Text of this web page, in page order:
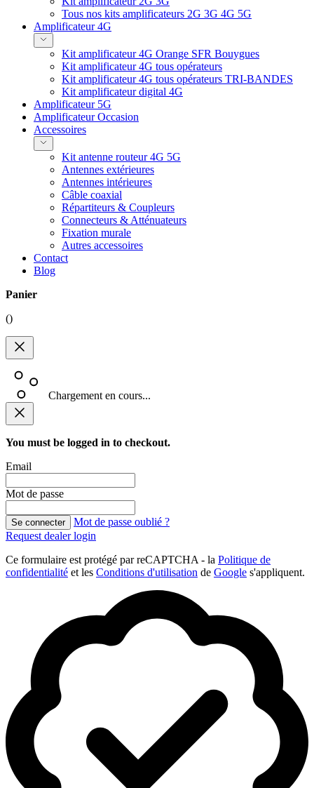
Tous nos kits amplificateurs 2G 3G 4G 5G
Amplificateur 4G
Kit amplificateur 4G Orange SFR Bouygues
Kit amplificateur 4G tous opérateurs
Kit amplificateur 4G tous opérateurs TRI-BANDES
Kit amplificateur digital 4G
Amplificateur 5G
Amplificateur Occasion
Accessoires
Kit antenne routeur 4G 5G
Antennes extérieures
Antennes intérieures
Câble coaxial
Répartiteurs & Coupleurs
Connecteurs & Atténuateurs
Fixation murale
Autres accessoires
Contact
Blog
Panier
()
Chargement en cours...
You must be logged in to checkout.
Email
Mot de passe
Se connecter
Mot de passe oublié ?
Request dealer login
Ce formulaire est protégé par reCAPTCHA - la Politique de
confidentialité et les Conditions d'utilisation de Google s'appliquent.